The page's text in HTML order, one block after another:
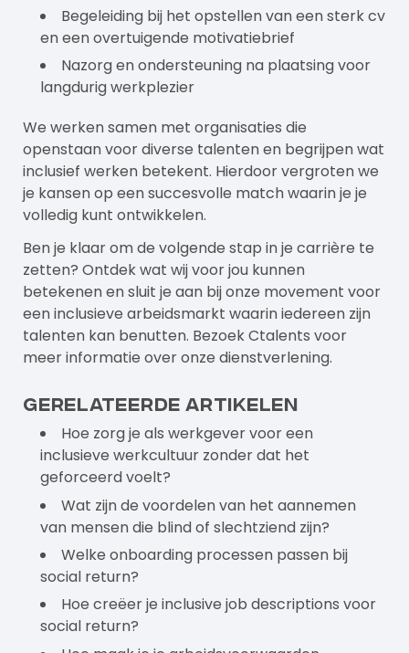
Begeleiding bij het opstellen van een sterk cv
en een overtuigende motivatiebrief
Nazorg en ondersteuning na plaatsing voor
langdurig werkplezier
We werken samen met organisaties die
openstaan voor diverse talenten en begrijpen wat
inclusief werken betekent. Hierdoor vergroten we
je kansen op een succesvolle match waarin je je
volledig kunt ontwikkelen.
Ben je klaar om de volgende stap in je carrière te
zetten? Ontdek wat wij voor jou kunnen
betekenen en sluit je aan bij onze movement voor
een inclusieve arbeidsmarkt waarin iedereen zijn
talenten kan benutten. BezoekCtalents voor
meer informatie over onze dienstverlening.
Gerelateerde artikelen
Hoe zorg je als werkgever voor een
inclusieve werkcultuur zonder dat het
geforceerd voelt?
Wat zijn de voordelen van het aannemen
van mensen die blind of slechtziend zijn?
Welke onboarding processen passen bij
social return?
Hoe creëer je inclusive job descriptions voor
social return?